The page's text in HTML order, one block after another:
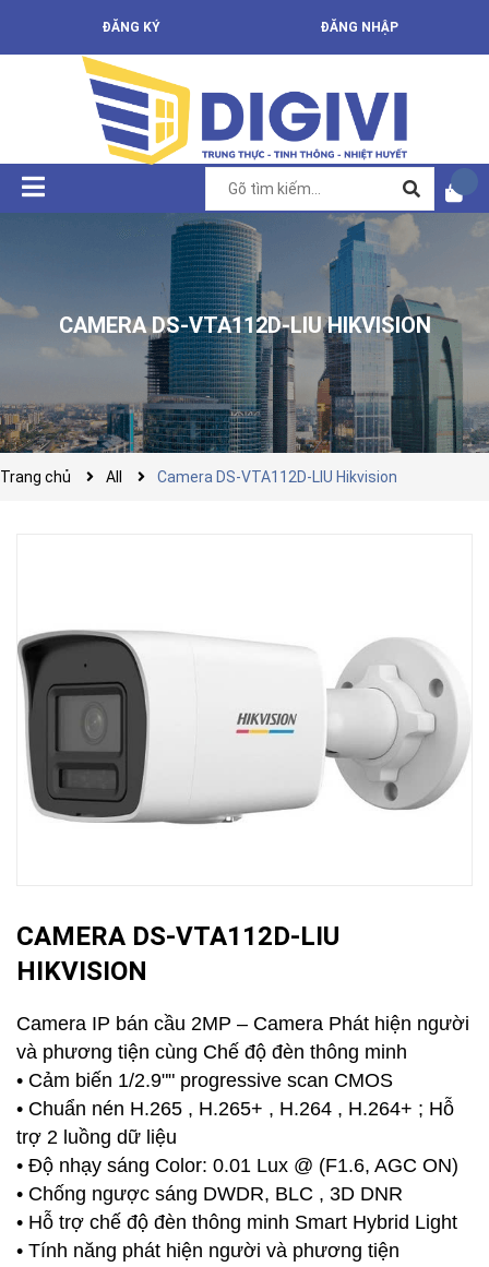
ĐĂNG KÝ ĐĂNG NHẬP
CAMERA DS-VTA112D-LIU HIKVISION
Trang chủ All Camera DS-VTA112D-LIU Hikvision
CAMERA DS-VTA112D-LIU
HIKVISION
Camera IP bán cầu 2MP – Camera Phát hiện người
và phương tiện cùng Chế độ đèn thông minh
• Cảm biến 1/2.9"" progressive scan CMOS
• Chuẩn nén H.265 , H.265+ , H.264 , H.264+ ; Hỗ
trợ 2 luồng dữ liệu
• Độ nhạy sáng Color: 0.01 Lux @ (F1.6, AGC ON)
• Chống ngược sáng DWDR, BLC , 3D DNR
• Hỗ trợ chế độ đèn thông minh Smart Hybrid Light
• Tính năng phát hiện người và phương tiện